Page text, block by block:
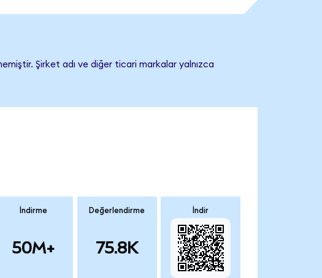
Şirket adı ve diğer ticari markalar yalnızca
İndirme
50M+
Değerlendirme
75.8K
İndir